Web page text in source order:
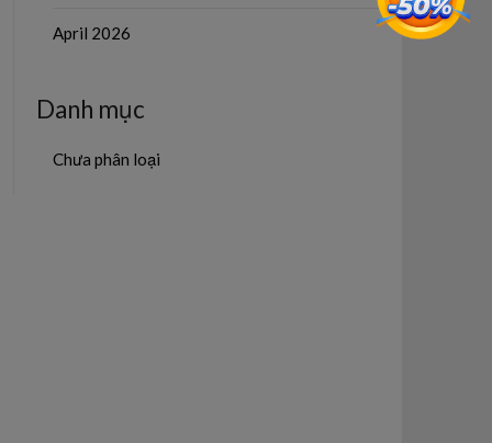
April 2026
Danh mục
Chưa phân loại